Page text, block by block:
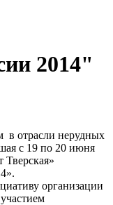
2014"
в отрасли нерудных
с 19 по 20 июня
Тверская»
организации